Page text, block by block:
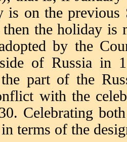
is on the
then the holiday is
by the
of Russia in
part of the
with the
Celebrating
terms of the